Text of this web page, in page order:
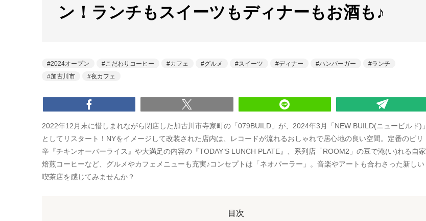
ン！ランチもスイーツもディナーもお酒も♪
2024オープン こだわりコーヒー カフェ グルメ スイーツ ディナー ハンバーガー
ランチ
加古川市
夜カフェ
2022年12月末に惜しまれながら閉店した加古川市寺家町の「079BUILD」が、2024年3月「NEW BUILD(ニュービルド)」
としてリスタート！NYをイメージして改装された店内は、レコードが流れるおしゃれで居心地の良い空間。定番のピリ
辛『チキンオーバーライス』や大満足の内容の『TODAY’S LUNCH PLATE』、系列店「ROOM2」の豆で淹(い)れる自家
焙煎コーヒーなど、グルメやカフェメニューも充実♪コンセプトは「ネオパーラー」。音楽やアートも合わさった新しい
喫茶店を感じてみませんか？
目次